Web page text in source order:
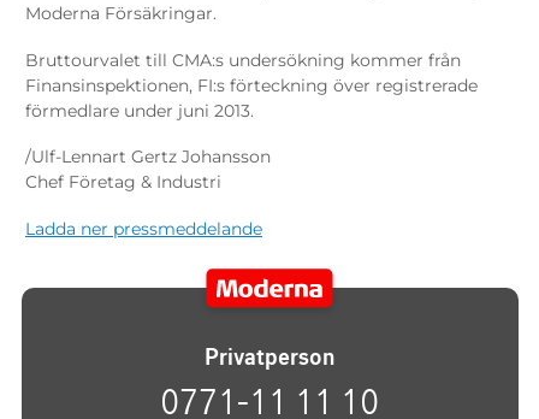
Moderna Försäkringar.
Bruttourvalet till CMA:s undersökning kommer från
Finansinspektionen, FI:s förteckning över registrerade
förmedlare under juni 2013.
/Ulf-Lennart Gertz Johansson
Chef Företag & Industri
Ladda ner pressmeddelande
Privatperson
0771-11 11 10